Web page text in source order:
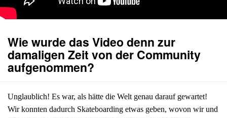
Wie wurde das Video denn zur
damaligen Zeit von der Community
aufgenommen?
Unglaublich! Es war, als hätte die Welt genau darauf gewartet!
Wir konnten dadurch Skateboarding etwas geben, wovon wir und